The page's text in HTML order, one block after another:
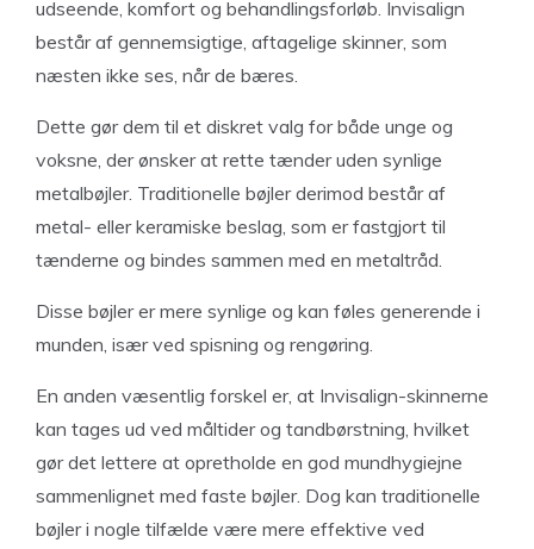
udseende, komfort og behandlingsforløb. Invisalign
består af gennemsigtige, aftagelige skinner, som
næsten ikke ses, når de bæres.
Dette gør dem til et diskret valg for både unge og
voksne, der ønsker at rette tænder uden synlige
metalbøjler. Traditionelle bøjler derimod består af
metal- eller keramiske beslag, som er fastgjort til
tænderne og bindes sammen med en metaltråd.
Disse bøjler er mere synlige og kan føles generende i
munden, især ved spisning og rengøring.
En anden væsentlig forskel er, at Invisalign-skinnerne
kan tages ud ved måltider og tandbørstning, hvilket
gør det lettere at opretholde en god mundhygiejne
sammenlignet med faste bøjler. Dog kan traditionelle
bøjler i nogle tilfælde være mere effektive ved